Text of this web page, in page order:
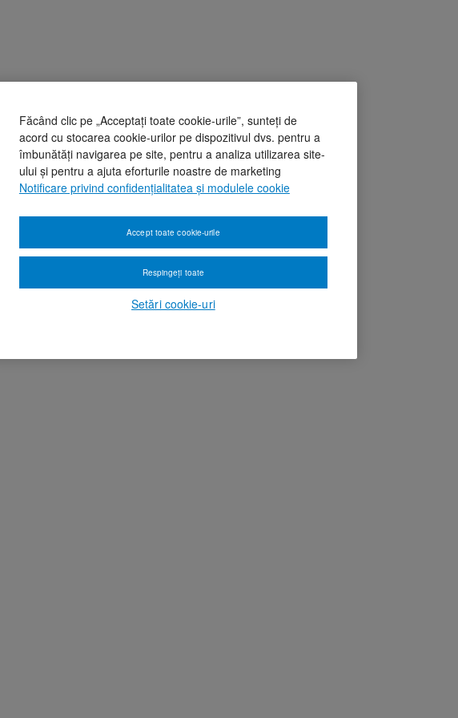
Făcând clic pe „Acceptați toate cookie-urile”, sunteți de
acord cu stocarea cookie-urilor pe dispozitivul dvs. pentru a
îmbunătăți navigarea pe site, pentru a analiza utilizarea site-
ului și pentru a ajuta eforturile noastre de marketing
Notificare privind confidențialitatea și modulele cookie
Setări cookie-uri
Respingeți toate
Accept toate cookie-urile